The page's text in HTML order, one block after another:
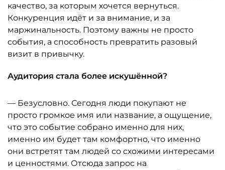
качество, за которым хочется вернуться.
Конкуренция идёт и за внимание, и за
маржинальность. Поэтому важны не просто
события, а способность превратить разовый
визит в привычку.
Аудитория стала более искушённой?
— Безусловно. Сегодня люди покупают не
просто громкое имя или название, а ощущение,
что это событие собрано именно для них,
именно им будет там комфортно, что именно
они встретят там людей со схожими интересами
и ценностями. Отсюда запрос на